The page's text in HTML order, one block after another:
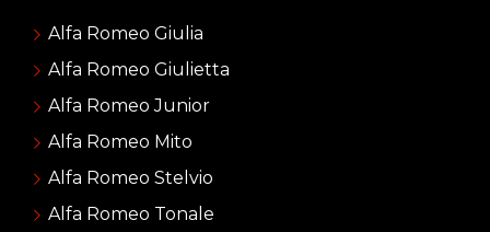
Alfa Romeo Giulia
Alfa Romeo Giulietta
Alfa Romeo Junior
Alfa Romeo Mito
Alfa Romeo Stelvio
Alfa Romeo Tonale